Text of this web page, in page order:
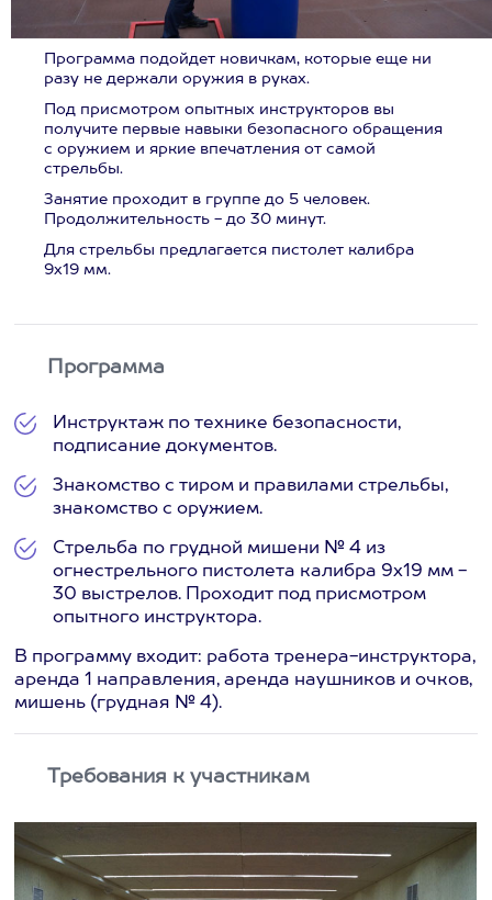
Программа подойдет новичкам, которые еще ни
разу не держали оружия в руках.
Под присмотром опытных инструкторов вы
получите первые навыки безопасного обращения
с оружием и яркие впечатления от самой
стрельбы.
Занятие проходит в группе до 5 человек.
Продолжительность - до 30 минут.
Для стрельбы предлагается пистолет калибра
9х19 мм.
Программа
Инструктаж по технике безопасности,
подписание документов.
Знакомство с тиром и правилами стрельбы,
знакомство с оружием.
Стрельба по грудной мишени № 4 из
огнестрельного пистолета калибра 9х19 мм -
30 выстрелов. Проходит под присмотром
опытного инструктора.
В программу входит: работа тренера-инструктора,
аренда 1 направления, аренда наушников и очков,
мишень (грудная № 4).
Требования к участникам